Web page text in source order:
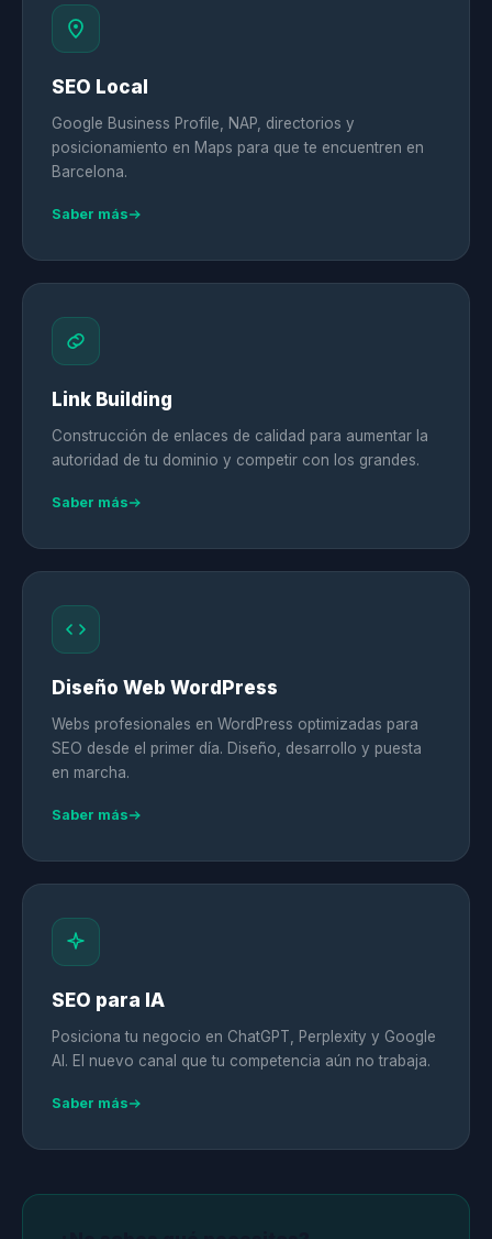
SEO Local
Google Business Profile, NAP, directorios y
posicionamiento en Maps para que te encuentren en
Barcelona.
Saber más
Link Building
Construcción de enlaces de calidad para aumentar la
autoridad de tu dominio y competir con los grandes.
Saber más
Diseño Web WordPress
Webs profesionales en WordPress optimizadas para
SEO desde el primer día. Diseño, desarrollo y puesta
en marcha.
Saber más
SEO para IA
Posiciona tu negocio en ChatGPT, Perplexity y Google
AI. El nuevo canal que tu competencia aún no trabaja.
Saber más